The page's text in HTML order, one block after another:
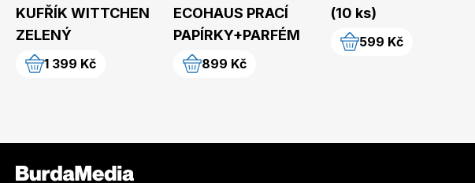
KUFŘÍK WITTCHEN
ZELENÝ
1 399 Kč
ECOHAUS PRACÍ
PAPÍRKY+PARFÉM
899 Kč
(10 ks)
599 Kč